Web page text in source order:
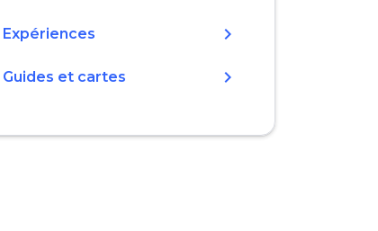
Expériences chevron_right
Guides et cartes chevron_right